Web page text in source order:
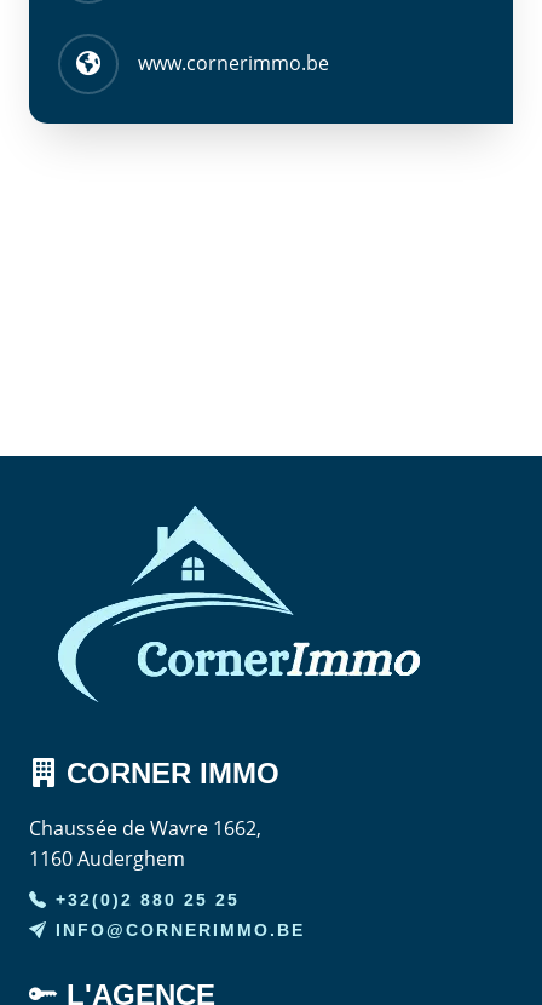
www.cornerimmo.be
CORNER IMMO
Chaussée de Wavre 1662,
1160 Auderghem
+32(0)2 880 25 25
INFO@CORNERIMMO.BE
L'AGENCE